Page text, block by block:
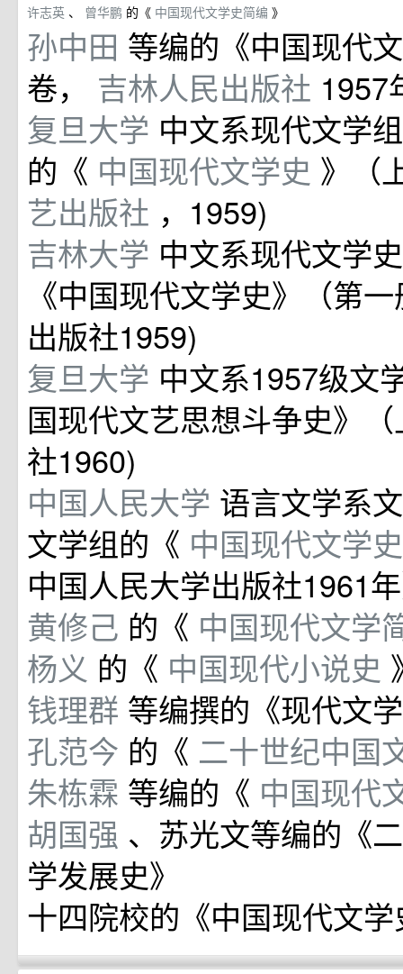
许志英 、 曾华鹏 的《 中国现代文学史简编 》
孙中田 等编的《中国现代
卷， 吉林人民出版社 1957
复旦大学 中文系现代文学
的《 中国现代文学史 》（
艺出版社 ，1959)
吉林大学 中文系现代文学
《中国现代文学史》（第
出版社1959)
复旦大学 中文系1957级文
国现代文艺思想斗争史》
社1960)
中国人民大学 语言文学系
文学组的《 中国现代文学
中国人民大学出版社1961
黄修己 的《 中国现代文学
杨义 的《 中国现代小说史
钱理群 等编撰的《现代文
孔范今 的《 二十世纪中国
朱栋霖 等编的《 中国现代
胡国强 、苏光文等编的《
学发展史》
十四院校的《中国现代文